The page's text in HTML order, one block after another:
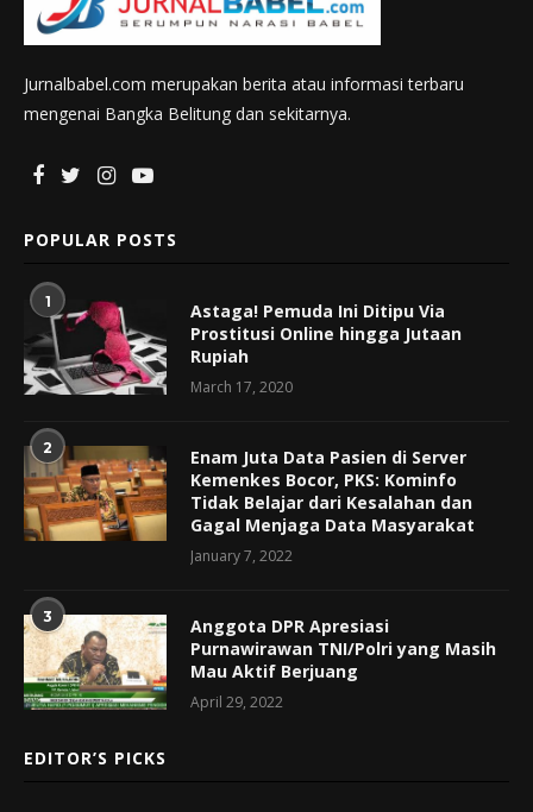
Jurnalbabel.com merupakan berita atau informasi terbaru
mengenai Bangka Belitung dan sekitarnya.
POPULAR POSTS
1
Astaga! Pemuda Ini Ditipu Via
Prostitusi Online hingga Jutaan
Rupiah
March 17, 2020
2
Enam Juta Data Pasien di Server
Kemenkes Bocor, PKS: Kominfo
Tidak Belajar dari Kesalahan dan
Gagal Menjaga Data Masyarakat
January 7, 2022
3
Anggota DPR Apresiasi
Purnawirawan TNI/Polri yang Masih
Mau Aktif Berjuang
April 29, 2022
EDITOR’S PICKS